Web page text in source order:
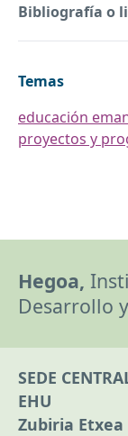
Bibliografía o
Temas
educación
proyectos y
Hegoa,
Desarrollo
SEDE
EHU
Zubiria Etxea